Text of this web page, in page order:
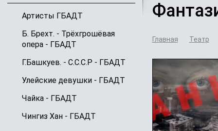
Артисты ГБАДТ
Б. Брехт. - Трёхгрошёвая
опера - ГБАДТ
Г.Башкуев. - С.С.С.Р - ГБАДТ
Улейские девушки - ГБАДТ
Чайка - ГБАДТ
Чингиз Хан - ГБАДТ
Главная Театр